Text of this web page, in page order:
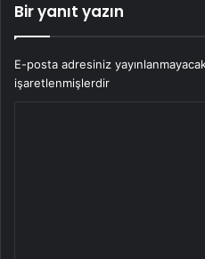
Bir yanıt yazın
E-posta adresiniz
işaretlenmişlerdir